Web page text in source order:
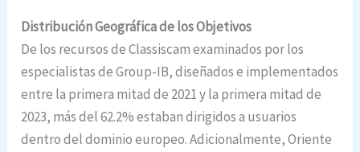
Distribución Geográfica de los Objetivos
De los recursos de Classiscam examinados por los
especialistas de Group-IB, diseñados e implementados
entre la primera mitad de 2021 y la primera mitad de
2023, más del 62.2% estaban dirigidos a usuarios
dentro del dominio europeo. Adicionalmente, Oriente